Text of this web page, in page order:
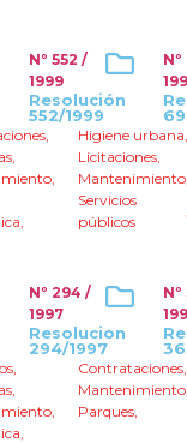
Nº 552 /
1999
Resolución
552/1999
,
,
,
,
Higiene urbana
Licitaciones,
Mantenimiento
Servicios
públicos
Nº 294 /
1997
Resolucion
294/1997
,
,
,
,
Contrataciones
Mantenimiento
Parques,